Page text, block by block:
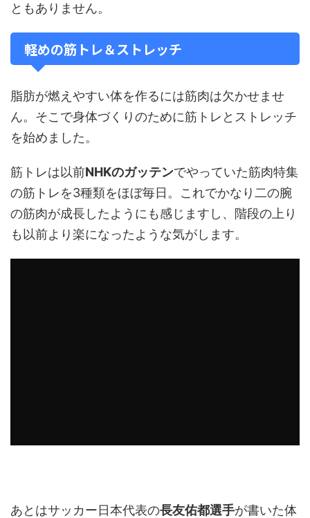
ともありません。
軽めの筋トレ＆ストレッチ
脂肪が燃えやすい体を作るには筋肉は欠かせませ
ん。そこで身体づくりのために筋トレとストレッチ
を始めました。
筋トレは以前NHKのガッテンでやっていた筋肉特集
の筋トレを3種類をほぼ毎日。これでかなり二の腕
の筋肉が成長したようにも感じますし、階段の上り
も以前より楽になったような気がします。
あとはサッカー日本代表の長友佑都選手が書いた体